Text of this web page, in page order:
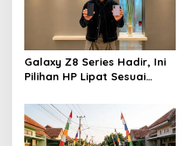
Galaxy Z8 Series Hadir, Ini
Pilihan HP Lipat Sesuai